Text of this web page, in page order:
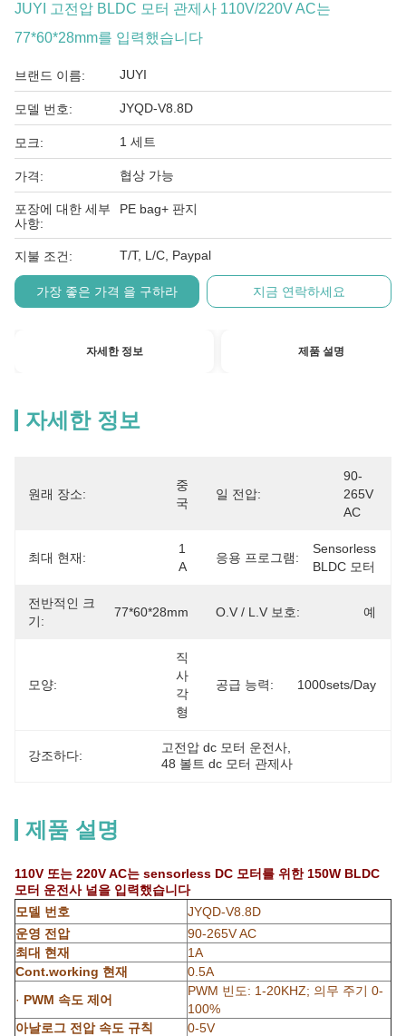
JUYI 고전압 BLDC 모터 관제사 110V/220V AC는
77*60*28mm를 입력했습니다
브랜드 이름: JUYI
모델 번호: JYQD-V8.8D
모크: 1 세트
가격: 협상 가능
포장에 대한 세부
사항:
PE bag+ 판지
지불 조건: T/T, L/C, Paypal
가장 좋은 가격 을 구하라 지금 연락하세요
자세한 정보 제품 설명
자세한 정보
원래 장소:
중
국
일 전압:
90-
265V
AC
최대 현재:
1
A
응용 프로그램:
Sensorless
BLDC 모터
전반적인 크
기:
77*60*28mm O.V / L.V 보호: 예
모양:
직
사
각
형
공급 능력: 1000sets/day
강조하다:
고전압 dc 모터 운전사
48 볼트 dc 모터 관제사
제품 설명
110V 또는 220V AC는 sensorless DC 모터를 위한 150W BLDC
모터 운전사 널을 입력했습니다
모델 번호
JYQD-V8.8D
운영 전압
90-265V AC
최대 현재
1A
Cont.working 현재
0.5A
· PWM 속도 제어
PWM 빈도: 1-20KHZ; 의무 주기 0-
100%
아날로그 전압 속도 규칙
0-5V